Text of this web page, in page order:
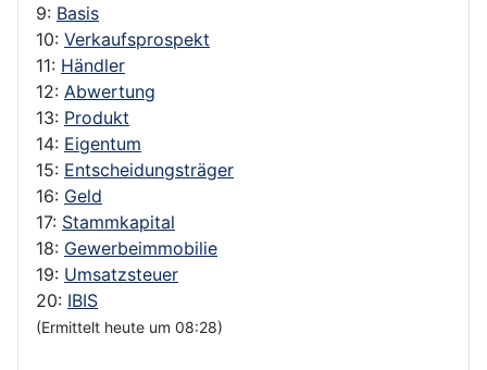
9: Basis
10: Verkaufsprospekt
11: Händler
12: Abwertung
13: Produkt
14: Eigentum
15: Entscheidungsträger
16: Geld
17: Stammkapital
18: Gewerbeimmobilie
19: Umsatzsteuer
20: IBIS
(Ermittelt heute um 08:28)